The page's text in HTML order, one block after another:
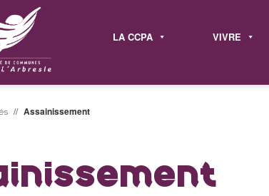
LA CCPA VIVRE
// Assainissement